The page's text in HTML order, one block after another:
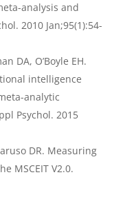
analysis and
2010 Jan;95(1):54-
DA, O’Boyle EH.
intelligence
analytic
Psychol. 2015
DR. Measuring
MSCEIT V2.0.